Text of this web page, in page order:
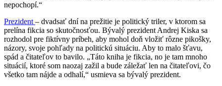
nepochopí.“
Prezident – dvadsať dní na prežitie je politický triler, v ktorom sa
prelína fikcia so skutočnosťou. Bývalý prezident Andrej Kiska sa
rozhodol pre fiktívny príbeh, aby mohol doň vložiť rôzne pikošky,
názory, svoje pohľady na politickú situáciu. Aby to malo šťavu,
spád a čitateľov to bavilo. „Táto kniha je fikcia, no je tam mnoho
situácií, ktoré som naozaj zažil a bude záležať len na čitateľovi, čo
všetko tam nájde a odhalí,“ usmieva sa bývalý prezident.